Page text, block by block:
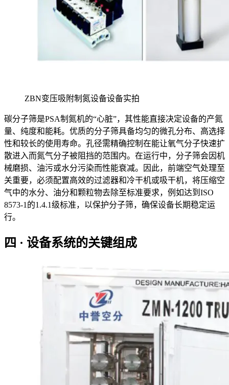
ZBN变压吸附制氮设备设备实拍
碳分子筛是PSA制氮机的“心脏”，其性能直接决定设备的产氮
量、纯度和能耗。优质的分子筛具备均匀的微孔分布、高选择
性和较长的使用寿命。孔径需精确控制在能让氧气分子快速扩
散进入而氮气分子被阻挡的范围内。在运行中，分子筛会因机
械磨损、油污或水分污染而性能衰减。因此，前端空气处理至
关重要，必须配置高效的过滤器和冷干机或吸干机，将压缩空
气中的水分、油分和颗粒物去除至标准要求，例如达到ISO
8573-1的1.4.1级标准，以保护分子筛，确保设备长期稳定运
行。
四 · 设备系统的关键组成